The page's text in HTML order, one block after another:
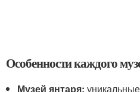
Особенности каждого
Музей янтаря: